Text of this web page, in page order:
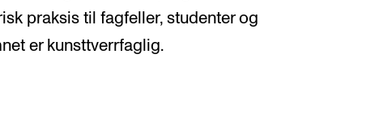
praksis til fagfeller, studenter og
er kunsttverrfaglig.